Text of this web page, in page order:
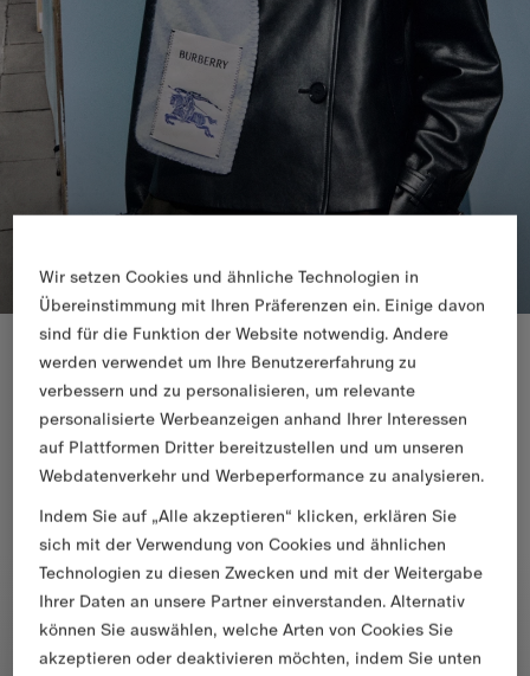
Neuheiten
Wir setzen Cookies und ähnliche Technologien in
Übereinstimmung mit Ihren Präferenzen ein. Einige davon
sind für die Funktion der Website notwendig. Andere
werden verwendet um Ihre Benutzererfahrung zu
verbessern und zu personalisieren, um relevante
personalisierte Werbeanzeigen anhand Ihrer Interessen
auf Plattformen Dritter bereitzustellen und um unseren
Webdatenverkehr und Werbeperformance zu analysieren.
Indem Sie auf „Alle akzeptieren“ klicken, erklären Sie
sich mit der Verwendung von Cookies und ähnlichen
Technologien zu diesen Zwecken und mit der Weitergabe
Ihrer Daten an unsere Partner einverstanden. Alternativ
können Sie auswählen, welche Arten von Cookies Sie
akzeptieren oder deaktivieren möchten, indem Sie unten